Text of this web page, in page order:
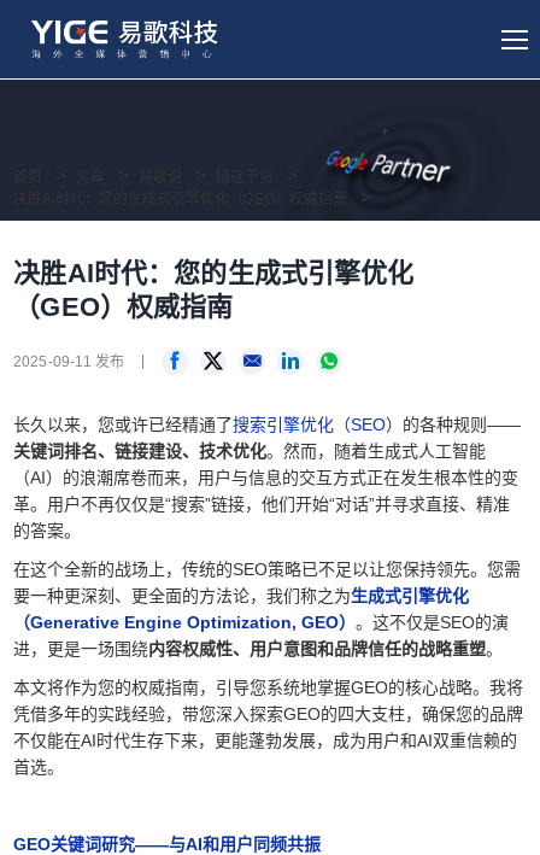
决胜AI时代：您的生成式引擎优化
（GEO）权威指南
2025-09-11 发布
长久以来，您或许已经精通了搜索引擎优化（SEO） 的各种规则——
关键词排名、链接建设、技术优化。然而，随着生成式人工智能
（AI）的浪潮席卷而来，用户与信息的交互方式正在发生根本性的变
革。用户不再仅仅是“搜索”链接，他们开始“对话”并寻求直接、精准
的答案。
在这个全新的战场上，传统的SEO策略已不足以让您保持领先。您需
要一种更深刻、更全面的方法论，我们称之为生成式引擎优化
（Generative Engine Optimization, GEO）。这不仅是SEO的演
进，更是一场围绕内容权威性、用户意图和品牌信任的战略重塑。
本文将作为您的权威指南，引导您系统地掌握GEO的核心战略。我将
凭借多年的实践经验，带您深入探索GEO的四大支柱，确保您的品牌
不仅能在AI时代生存下来，更能蓬勃发展，成为用户和AI双重信赖的
首选。
GEO关键词研究——与AI和用户同频共振